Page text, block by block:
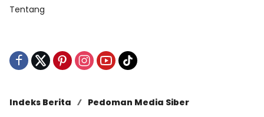
Tentang
Indeks Berita
Pedoman Media Siber